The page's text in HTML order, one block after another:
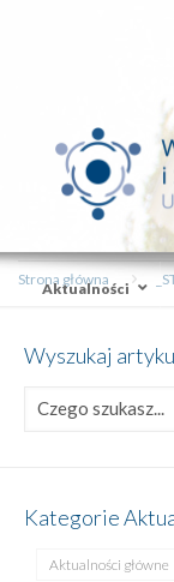
Aktualności
Strona główna
Wyszukaj
Kategorie
Aktualności główne